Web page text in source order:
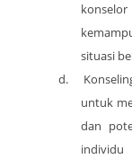
situasi
d.
untuk
dan
individu